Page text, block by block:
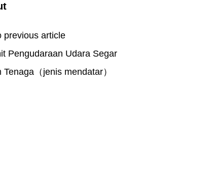
previous article
Pengudaraan Udara Segar
（jenis mendatar）